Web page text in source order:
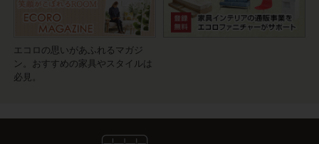
エコロの思いがあふれるマガジ
ン。おすすめの家具やスタイルは
必見。